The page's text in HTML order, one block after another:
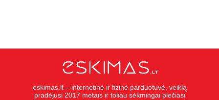
eskimas.lt – internetinė ir fizinė parduotuvė, veiklą
pradėjusi 2017 metais ir toliau sėkmingai plečiasi